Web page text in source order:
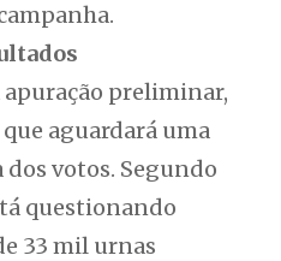
apuração preliminar,
aguardará uma
votos. Segundo
questionando
33 mil urnas